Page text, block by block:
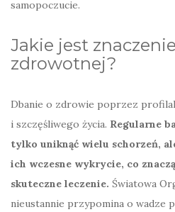
samopoczucie.
Jakie jest
zdrowotnej?
Dbanie o zdrowie poprzez
i szczęśliwego życia. Regularne
tylko uniknąć wielu schorzeń,
ich wczesne wykrycie, co
skuteczne leczenie. Światowa
nieustannie przypomina o wadze